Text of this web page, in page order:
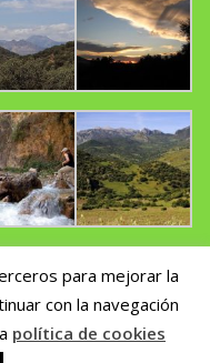
registro de Turismo Activo
de la Unión Europea
para mejorar la
con la navegación
política de cookies